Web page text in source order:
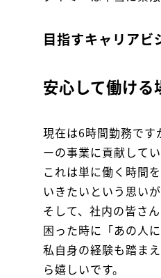
目指すキャリアビ
安心して働ける
現在は6時間勤務で
ーの事業に貢献して
これは単に働く時間
いきたいという思いが
そして、社内の皆さ
困った時に「あの人
私自身の経験も踏ま
ら嬉しいです。